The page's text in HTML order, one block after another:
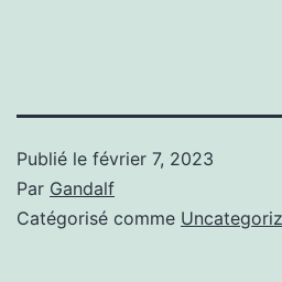
Publié le février 7, 2023
Par Gandalf
Catégorisé comme